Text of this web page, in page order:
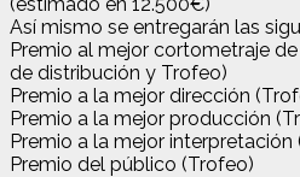
Así mismo se entregarán las
Premio al mejor cortometraje
de distribución y Trofeo)
Premio a la mejor dirección
Premio a la mejor producción
Premio a la mejor interpretación
Premio del público (Trofeo)